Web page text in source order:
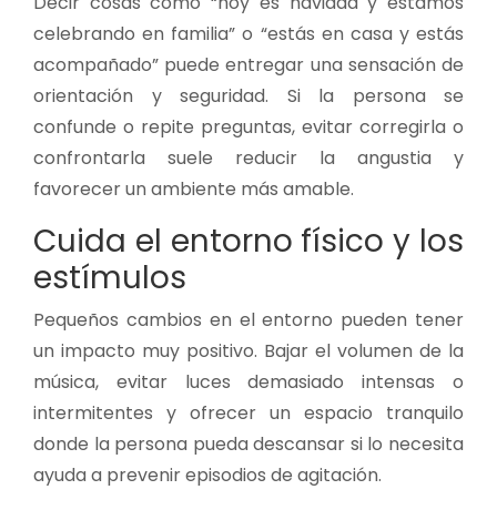
celebrando en familia” o “estás en casa y estás
acompañado” puede entregar una sensación de
orientación y seguridad. Si la persona se
confunde o repite preguntas, evitar corregirla o
confrontarla suele reducir la angustia y
favorecer un ambiente más amable.
Cuida el entorno físico y los
estímulos
Pequeños cambios en el entorno pueden tener
un impacto muy positivo. Bajar el volumen de la
música, evitar luces demasiado intensas o
intermitentes y ofrecer un espacio tranquilo
donde la persona pueda descansar si lo necesita
ayuda a prevenir episodios de agitación.